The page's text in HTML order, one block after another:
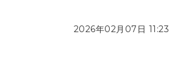
2026年02月07日 11:23